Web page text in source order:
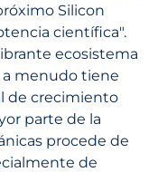
Silicon
científica".
ecosistema
menudo tiene
de crecimiento
parte de la
procede de
de